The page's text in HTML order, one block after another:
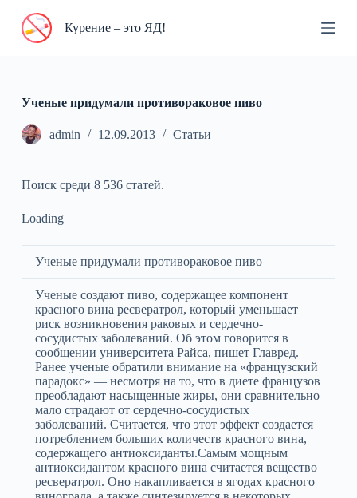
П
и
Курение – это ЯД!
Ученые придумали противораковое пиво
admin 12.09.2013 Статьи
Поиск среди 8 536 статей.
Loading
Ученые придумали противораковое пиво
Ученые создают пиво, содержащее компонент
красного вина ресвератрол, который уменьшает
риск возникновения раковых и сердечно-
сосудистых заболеваний. Об этом говорится в
сообщении университета Райса, пишет Главред.
Ранее ученые обратили внимание на «французский
парадокс» — несмотря на то, что в диете французов
преобладают насыщенные жиры, они сравнительно
мало страдают от сердечно-сосудистых
заболеваний. Считается, что этот эффект создается
потреблением больших количеств красного вина,
содержащего антиоксиданты.Самым мощным
антиоксидантом красного вина считается вещество
ресвератрол. Оно накапливается в ягодах красного